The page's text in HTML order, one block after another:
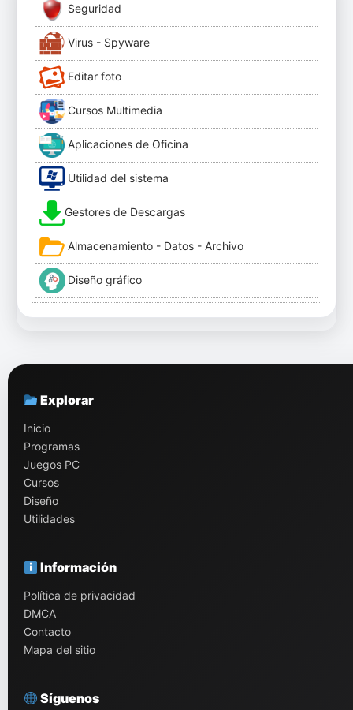
Seguridad
Virus - Spyware
Editar foto
Cursos Multimedia
Aplicaciones de Oficina
Utilidad del sistema
Gestores de Descargas
Almacenamiento - Datos - Archivo
Diseño gráfico
Explorar
Inicio
Programas
Juegos PC
Cursos
Diseño
Utilidades
Información
Política de privacidad
DMCA
Contacto
Mapa del sitio
Síguenos